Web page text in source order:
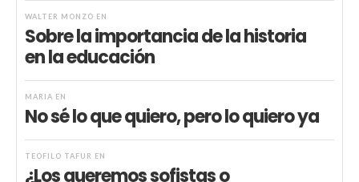
WALTER MONZÓ EN
Sobre la importancia de la historia
en la educación
MARIA EN
No sé lo que quiero, pero lo quiero ya
TEÓFILO TAFUR EN
¿Los queremos sofistas o